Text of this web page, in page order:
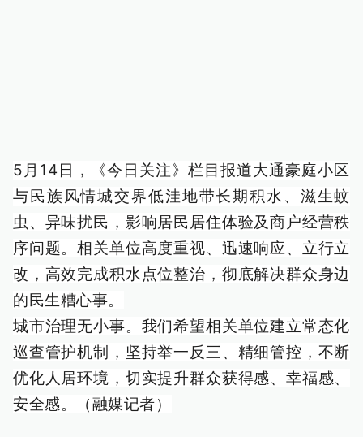
5月14日，《今日关注》栏目报道大通豪庭小区
与民族风情城交界低洼地带长期积水、滋生蚊
虫、异味扰民，影响居民居住体验及商户经营秩
序问题。相关单位高度重视、迅速响应、立行立
改，高效完成积水点位整治，彻底解决群众身边
的民生糟心事。
城市治理无小事。我们希望相关单位建立常态化
巡查管护机制，坚持举一反三、精细管控，不断
优化人居环境，切实提升群众获得感、幸福感、
安全感。（融媒记者）